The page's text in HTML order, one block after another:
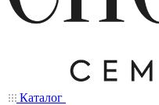
Каталог